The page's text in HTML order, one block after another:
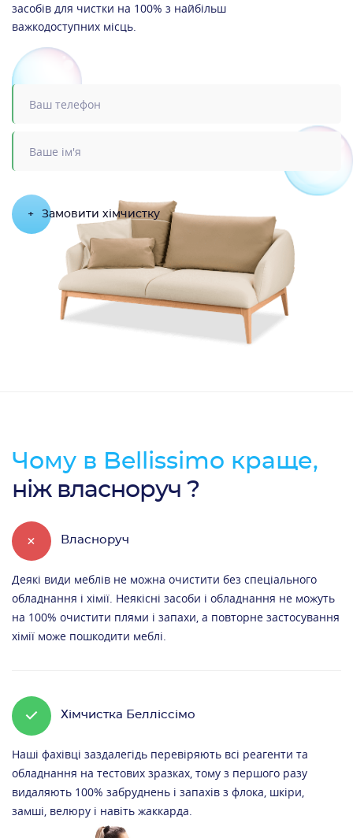
засобів для чистки на 100% з найбільш
важкодоступних місць.
+ Замовити хімчистку
Чому в Bellissimo краще,
ніж власноруч ?
+ Власноруч
Деякі види меблів не можна очистити без спеціального
обладнання і хімії. Неякісні засоби і обладнання не можуть
на 100% очистити плями і запахи, а повторне застосування
хімії може пошкодити меблі.
Хімчистка Белліссімо
Наші фахівці заздалегідь перевіряють всі реагенти та
обладнання на тестових зразках, тому з першого разу
видаляють 100% забруднень і запахів з флока, шкіри,
замші, велюру і навіть жаккарда.